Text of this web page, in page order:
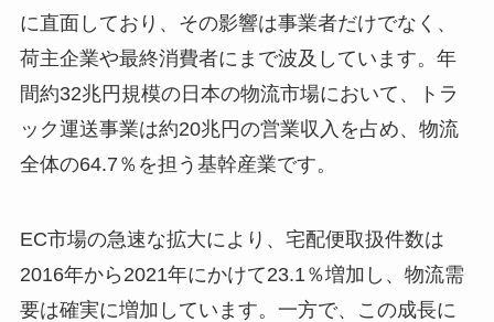
に直面しており、その影響は事業者だけでなく、
荷主企業や最終消費者にまで波及しています。年
間約32兆円規模の日本の物流市場において、トラ
ック運送事業は約20兆円の営業収入を占め、物流
全体の64.7％を担う基幹産業です。
EC市場の急速な拡大により、宅配便取扱件数は
2016年から2021年にかけて23.1％増加し、物流需
要は確実に増加しています。一方で、この成長に